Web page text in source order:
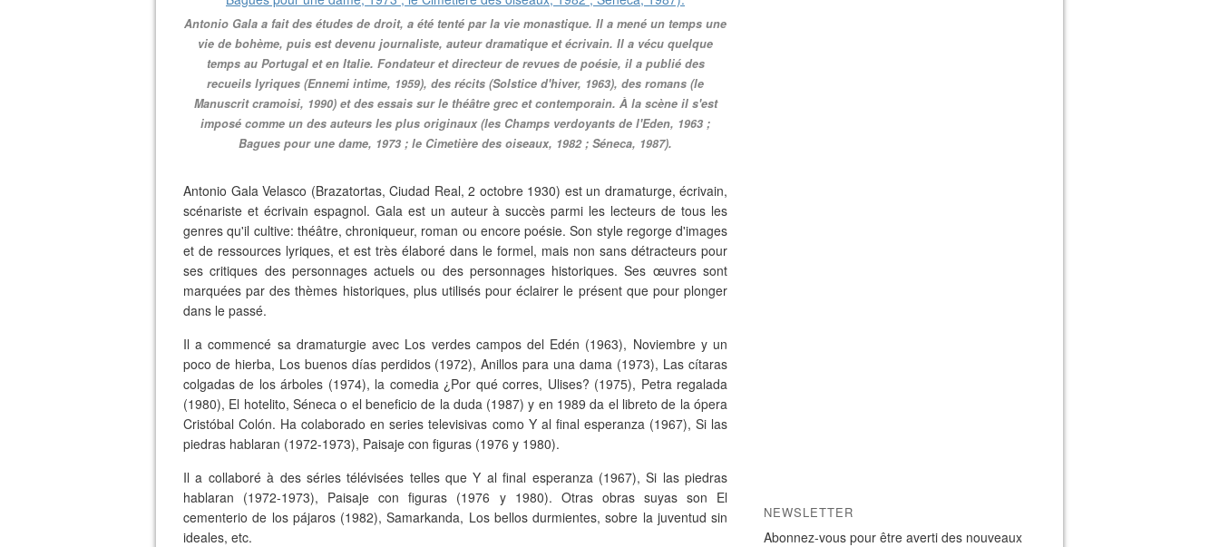
Antonio Gala a fait des études de droit, a été tenté par la vie monastique. Il a mené un temps une
vie de bohème, puis est devenu journaliste, auteur dramatique et écrivain. Il a vécu quelque
temps au Portugal et en Italie. Fondateur et directeur de revues de poésie, il a publié des
recueils lyriques (Ennemi intime, 1959), des récits (Solstice d'hiver, 1963), des romans (le
Manuscrit cramoisi, 1990) et des essais sur le théâtre grec et contemporain. À la scène il s'est
imposé comme un des auteurs les plus originaux (les Champs verdoyants de l'Eden, 1963 ;
Bagues pour une dame, 1973 ; le Cimetière des oiseaux, 1982 ; Séneca, 1987).
Antonio Gala Velasco (Brazatortas, Ciudad Real, 2 octobre 1930) est un dramaturge, écrivain,
scénariste et écrivain espagnol. Gala est un auteur à succès parmi les lecteurs de tous les
genres qu'il cultive: théâtre, chroniqueur, roman ou encore poésie. Son style regorge d'images
et de ressources lyriques, et est très élaboré dans le formel, mais non sans détracteurs pour
ses critiques des personnages actuels ou des personnages historiques. Ses œuvres sont
marquées par des thèmes historiques, plus utilisés pour éclairer le présent que pour plonger
dans le passé.
Il a commencé sa dramaturgie avec Los verdes campos del Edén (1963), Noviembre y un
poco de hierba, Los buenos días perdidos (1972), Anillos para una dama (1973), Las cítaras
colgadas de los árboles (1974), la comedia ¿Por qué corres, Ulises? (1975), Petra regalada
(1980), El hotelito, Séneca o el beneficio de la duda (1987) y en 1989 da el libreto de la ópera
Cristóbal Colón. Ha colaborado en series televisivas como Y al final esperanza (1967), Si las
piedras hablaran (1972-1973), Paisaje con figuras (1976 y 1980).
Il a collaboré à des séries télévisées telles que Y al final esperanza (1967), Si las piedras
hablaran (1972-1973), Paisaje con figuras (1976 y 1980). Otras obras suyas son El
cementerio de los pájaros (1982), Samarkanda, Los bellos durmientes, sobre la juventud sin
ideales, etc.
NEWSLETTER
Abonnez-vous pour être averti des nouveaux